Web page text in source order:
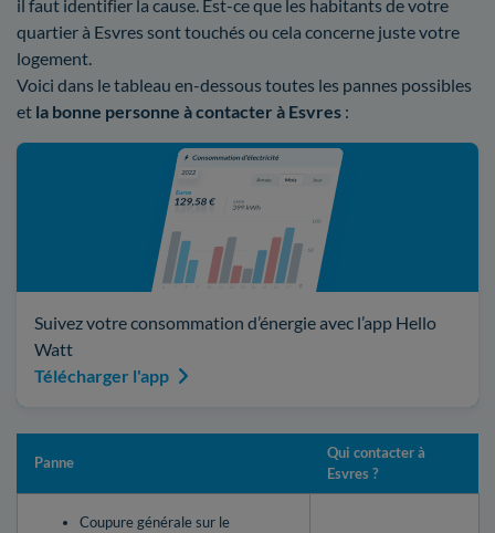
il faut identifier la cause. Est-ce que les habitants de votre
quartier à Esvres sont touchés ou cela concerne juste votre
logement.
Voici dans le tableau en-dessous toutes les pannes possibles
et la bonne personne à contacter à Esvres :
Suivez votre consommation d’énergie avec l’app Hello
Watt
Télécharger l'app
Panne
Qui contacter à
Esvres ?
Coupure générale sur le